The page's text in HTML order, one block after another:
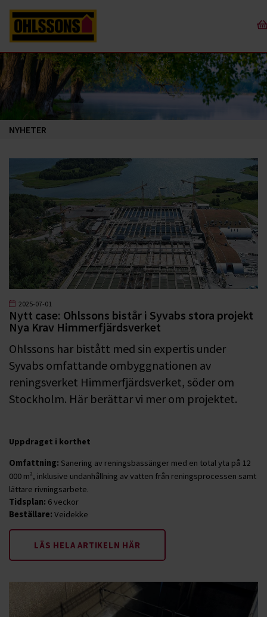
NYHETER
2025-07-01
Nytt case: Ohlssons bistår i Syvabs stora projekt
Nya Krav Himmerfjärdsverket
Ohlssons har bistått med sin expertis under
Syvabs omfattande ombyggnationen av
reningsverket Himmerfjärdsverket, söder om
Stockholm. Här berättar vi mer om projektet.
Uppdraget i korthet
Omfattning: Sanering av reningsbassänger med en total yta på 12
000 m², inklusive undanhållning av vatten från reningsprocessen samt
lättare rivningsarbete.
Tidsplan: 6 veckor
Beställare: Veidekke
LÄS HELA ARTIKELN HÄR